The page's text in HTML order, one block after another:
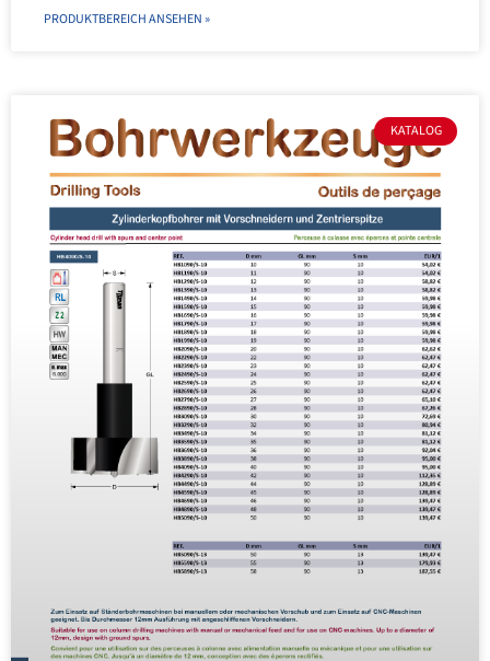
PRODUKTBEREICH ANSEHEN »
KATALOG